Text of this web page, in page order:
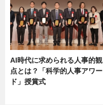
AI時代に求められる人事的観
点とは？「科学的人事アワー
ド」授賞式